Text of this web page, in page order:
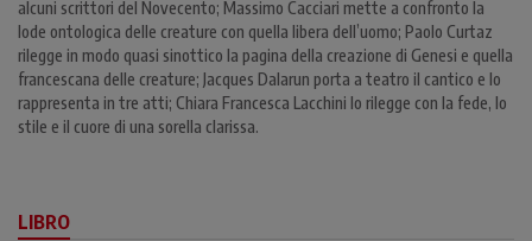
alcuni scrittori del Novecento; Massimo Cacciari mette a confronto la
lode ontologica delle creature con quella libera dell’uomo; Paolo Curtaz
rilegge in modo quasi sinottico la pagina della creazione di Genesi e quella
francescana delle creature; Jacques Dalarun porta a teatro il cantico e lo
rappresenta in tre atti; Chiara Francesca Lacchini lo rilegge con la fede, lo
stile e il cuore di una sorella clarissa.
LIBRO